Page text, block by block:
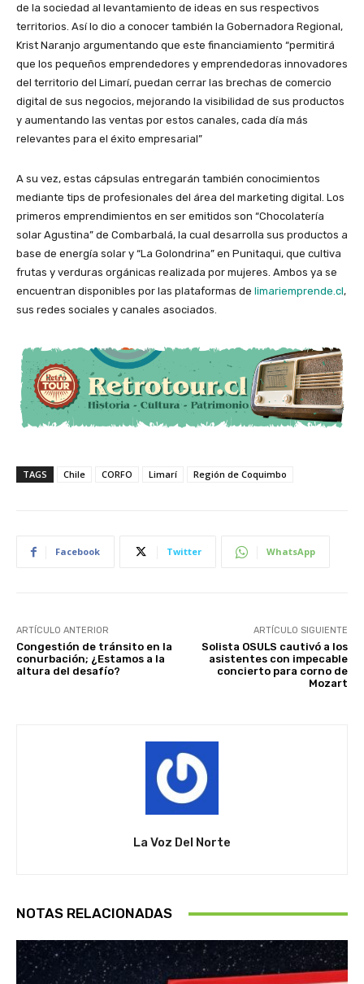
de la sociedad al levantamiento de ideas en sus respectivos
territorios. Así lo dio a conocer también la Gobernadora Regional,
Krist Naranjo argumentando que este financiamiento “permitirá
que los pequeños emprendedores y emprendedoras innovadores
del territorio del Limarí, puedan cerrar las brechas de comercio
digital de sus negocios, mejorando la visibilidad de sus productos
y aumentando las ventas por estos canales, cada día más
relevantes para el éxito empresarial”
A su vez, estas cápsulas entregarán también conocimientos
mediante tips de profesionales del área del marketing digital. Los
primeros emprendimientos en ser emitidos son “Chocolatería
solar Agustina” de Combarbalá, la cual desarrolla sus productos a
base de energía solar y “La Golondrina” en Punitaqui, que cultiva
frutas y verduras orgánicas realizada por mujeres. Ambos ya se
encuentran disponibles por las plataformas de limariemprende.cl,
sus redes sociales y canales asociados.
TAGS Chile CORFO Limarí Región de Coquimbo
Facebook Twitter WhatsApp
ARTÍCULO ANTERIOR
Congestión de tránsito en la
conurbación; ¿Estamos a la
altura del desafío?
ARTÍCULO SIGUIENTE
Solista OSULS cautivó a los
asistentes con impecable
concierto para corno de
Mozart
La Voz Del Norte
NOTAS RELACIONADAS